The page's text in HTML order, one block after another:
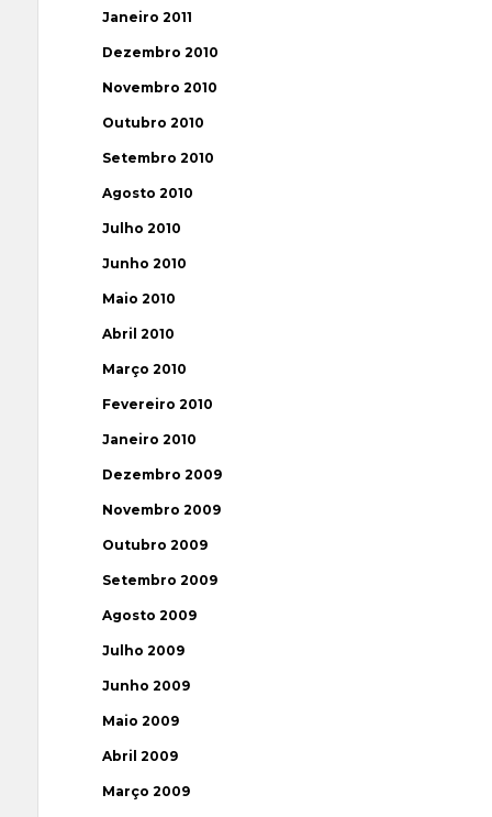
Janeiro 2011
Dezembro 2010
Novembro 2010
Outubro 2010
Setembro 2010
Agosto 2010
Julho 2010
Junho 2010
Maio 2010
Abril 2010
Março 2010
Fevereiro 2010
Janeiro 2010
Dezembro 2009
Novembro 2009
Outubro 2009
Setembro 2009
Agosto 2009
Julho 2009
Junho 2009
Maio 2009
Abril 2009
Março 2009